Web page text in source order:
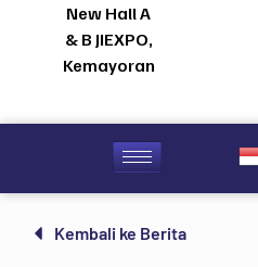
New Hall A
& B JIEXPO,
Kemayoran
Kembali ke Berita